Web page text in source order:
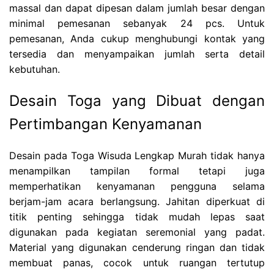
massal dan dapat dipesan dalam jumlah besar dengan
minimal pemesanan sebanyak 24 pcs. Untuk
pemesanan, Anda cukup menghubungi kontak yang
tersedia dan menyampaikan jumlah serta detail
kebutuhan.
Desain Toga yang Dibuat dengan
Pertimbangan Kenyamanan
Desain pada Toga Wisuda Lengkap Murah tidak hanya
menampilkan tampilan formal tetapi juga
memperhatikan kenyamanan pengguna selama
berjam-jam acara berlangsung. Jahitan diperkuat di
titik penting sehingga tidak mudah lepas saat
digunakan pada kegiatan seremonial yang padat.
Material yang digunakan cenderung ringan dan tidak
membuat panas, cocok untuk ruangan tertutup